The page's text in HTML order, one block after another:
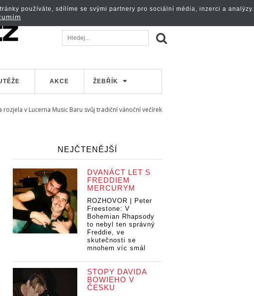
AKCE ŽEBŘÍK
rozjela v Lucerna Music Baru svůj tradiční vánoční večírek
NEJČTENĚJŠÍ
DVANÁCT LET S
FREDDIEM
MERCURYM
ROZHOVOR | Peter
Freestone: V
Bohemian Rhapsody
to nebyl ten správný
Freddie, ve
skutečnosti se
mnohem víc smál
STOPY DAVIDA
BOWIEHO V
ČESKU
používáte, sdílíme se svými partnery pro sociální média, inzerci a analýzy.